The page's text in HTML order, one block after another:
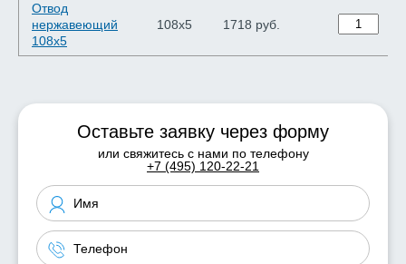
Отвод
нержавеющий
108х5
108х5 1718 руб.
Оставьте заявку через форму
или свяжитесь с нами по телефону
+7 (495) 120-22-21